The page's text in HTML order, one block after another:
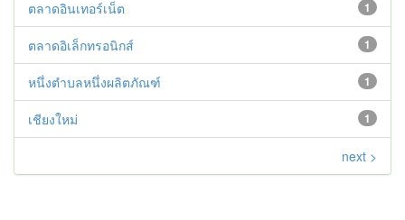
1
ตลาดอินเทอร์เน็ต
1
ตลาดอิเล็กทรอนิกส์
1
หนึ่งตำบลหนึ่งผลิตภัณฑ์
1
เชียงใหม่
next >